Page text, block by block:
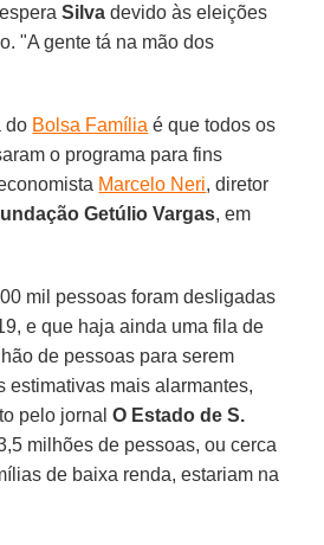
Silva devido às eleições
"A gente tá na mão dos
do Bolsa Família é que todos os
o programa para fins
Marcelo Neri, diretor
Getúlio Vargas, em
mil pessoas foram desligadas
e que haja ainda uma fila de
de pessoas para serem
estimativas mais alarmantes,
pelo jornalO Estado de S.
milhões de pessoas, ou cerca
de baixa renda, estariam na